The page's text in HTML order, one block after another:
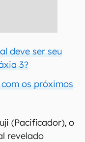
deve ser seu
3?
os próximos
(Pacificador), o
revelado